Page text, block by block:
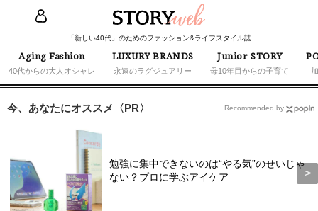
「新しい40代」のためのファッション&ライフスタイル誌
Aging Fashion
40代からの大人オシャレ
LUXURY BRANDS
永遠のラグジュアリー
Junior STORY
母10年目からの子育て
今、あなたにオススメ〈PR〉
勉強に集中できないのは“やる気”のせいじゃ
ない？プロに学ぶアイケア
Recommended by